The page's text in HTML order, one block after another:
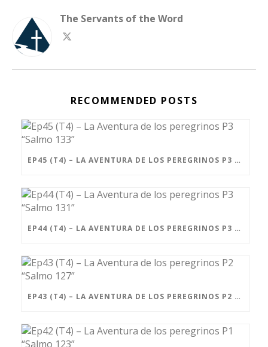
The Servants of the Word
RECOMMENDED POSTS
EP45 (T4) – LA AVENTURA DE LOS PEREGRINOS P3 “SALMO 133”
EP44 (T4) – LA AVENTURA DE LOS PEREGRINOS P3 “SALMO 131”
EP43 (T4) – LA AVENTURA DE LOS PEREGRINOS P2 “SALMO 127”